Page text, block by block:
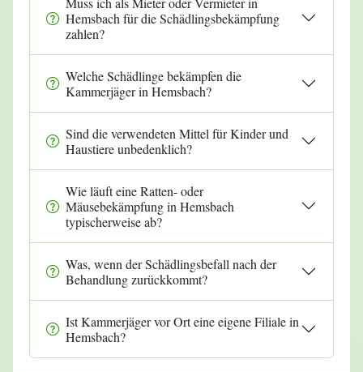
Hemsbach für die Schädlingsbekämpfung
zahlen?
Welche Schädlinge bekämpfen die
Kammerjäger in Hemsbach?
Sind die verwendeten Mittel für Kinder und
Haustiere unbedenklich?
Wie läuft eine Ratten- oder
Mäusebekämpfung in Hemsbach
typischerweise ab?
Was, wenn der Schädlingsbefall nach der
Behandlung zurückkommt?
Ist Kammerjäger vor Ort eine eigene Filiale in
Hemsbach?